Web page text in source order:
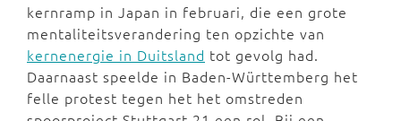
kernramp in Japan in februari, die een grote
mentaliteitsverandering ten opzichte van
kernenergie in Duitsland tot gevolg had.
Daarnaast speelde in Baden-Württemberg het
felle protest tegen het het omstreden